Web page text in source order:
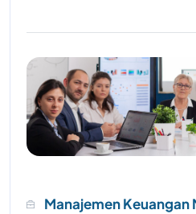
Manajemen Keuangan